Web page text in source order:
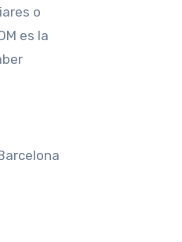
o
es la